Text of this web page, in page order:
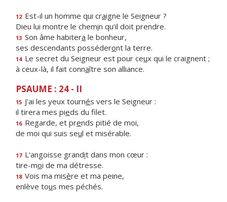
12 Est-il un homme qui craigne le Seigneur ?
Dieu lui montre le chemin qu'il doit prendre.
13 Son âme habitera le bonheur,
ses descendants posséderont la terre.
14 Le secret du Seigneur est pour ceux qui le craignent ;
à ceux-là, il fait connaître son alliance.
PSAUME : 24 - II
15 J'ai les yeux tournés vers le Seigneur :
il tirera mes pieds du filet.
16 Regarde, et prends pitié de moi,
de moi qui suis seul et misérable.
17 L'angoisse grandit dans mon cœur :
tire-moi de ma détresse.
18 Vois ma misère et ma peine,
enlève tous mes péchés.